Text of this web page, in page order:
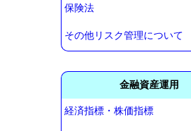
保険法
その他リスク管理について
金融資産運用
経済指標・株価指標